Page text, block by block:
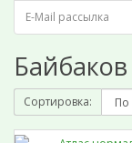
E-Mail рассылка
Сортировка: